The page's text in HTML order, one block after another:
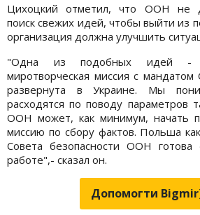
Цихоцкий отметил, что ООН не
поиск свежих идей, чтобы выйти из
организация должна улучшить
"Одна из подобных идей -
миротворческая миссия с
развернута в Украине. Мы
расходятся по поводу параметров
ООН может, как минимум, начать
миссию по сбору фактов. Польша
Совета безопасности ООН готова
работе",- сказал он.
Допомогти